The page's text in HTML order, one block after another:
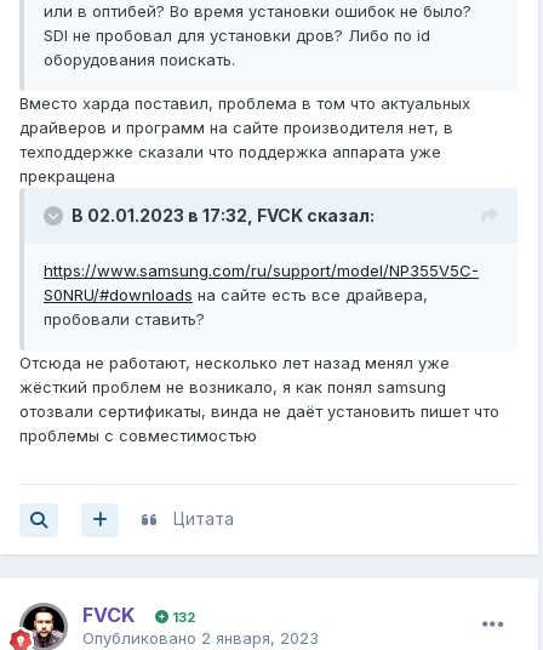
или в оптибей? Во время установки ошибок не было?
SDI не пробовал для установки дров? Либо по id
оборудования поискать.
Вместо харда поставил, проблема в том что актуальных
драйверов и программ на сайте производителя нет, в
техподдержке сказали что поддержка аппарата уже
прекращена
В 02.01.2023 в 17:32, FVCK сказал:
https://www.samsung.com/ru/support/model/NP355V5C-
S0NRU/#downloads на сайте есть все драйвера,
пробовали ставить?
Отсюда не работают, несколько лет назад менял уже
жёсткий проблем не возникало, я как понял samsung
отозвали сертификаты, винда не даёт установить пишет что
проблемы с совместимостью
Цитата
FVCK 132
Опубликовано 2 января, 2023